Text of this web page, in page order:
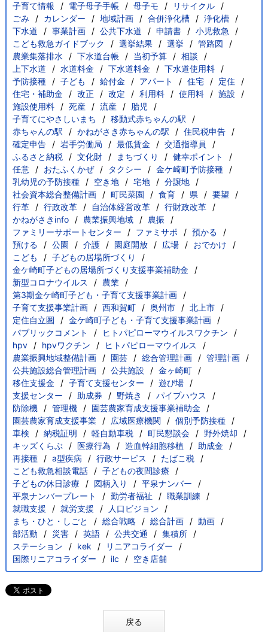
子育て情報
電子母子手帳 母子モ
リサイクル
ごみ
カレンダー 地域計画 合併浄化槽
浄化槽
下水道
事業計画 公共下水道 申請書
小児救急
こども救急ガイドブック
選挙結果 選挙
管路図
農業集落排水
下水道台帳 当初予算
相談
上下水道
水道料金 下水道料金
下水道使用料
予防接種
子ども 給付金 アパート 住宅
定住
住宅・補助金
改正 改定 利用料 使用料
施設
施設使用料
死産 流産
胎児
子育てにやさしいまち
移動式赤ちゃんの駅
赤ちゃんの駅
かねがさき赤ちゃんの駅
住民税申告
確定申告
岩手労働局 最低賃金
交通指導員
ふるさと納税
文化財 まちづくり
健幸ポイント
任意
おたふくかぜ タクシー
金ケ崎町予防接種
乳幼児の予防接種
空き地 宅地
分譲地
社会資本総合整備計画
町民菜園 食育 県
要望
行革
行政改革 自治体経営改革
行財政改革
かねがさきinfo
農業振興地域
農振
ファミリーサポートセンター
ファミサポ
預かる
預ける
公園 介護 園庭開放 広場
おでかけ
こども
子どもの居場所づくり
金ケ崎町子どもの居場所づくり支援事業補助金
新型コロナウイルス
農業
第3期金ケ崎町子ども・子育て支援事業計画
子育て支援事業計画
西和賀町 奥州市
北上市
定住自立圏
金ケ崎町子ども・子育て支援事業計画
パブリックコメント
ヒトパピローマウイルスワクチン
hpv
hpvワクチン
ヒトパピローマウイルス
農業振興地域整備計画
園芸 総合管理計画
管理計画
公共施設総合管理計画
公共施設
金ヶ崎町
移住支援金
子育て支援センター
遊び場
支援センター
助成券 野焼き
パイプハウス
防除機
管理機
園芸農家育成支援事業補助金
園芸農家育成支援事業
広域医療機関
個別予防接種
車検
納税証明 軽自動車税 町民懇談会
野外焼却
キッズくらぶ
医療行為 造血幹細胞移植
助成金
再接種
a型疾病 行政サービス
たばこ税
こども救急相談電話
子どもの夜間診療
子どもの休日診療
図柄入り
平泉ナンバー
平泉ナンバープレート
勤労者福祉
職業訓練
就職支援
就労支援
人口ビジョン
まち・ひと・しごと
総合戦略 総合計画
動画
部活動
災害 英語 公共交通
集積所
ステーション
kek
リニアコライダー
国際リニアコライダー
ilc 空き店舗
戻る